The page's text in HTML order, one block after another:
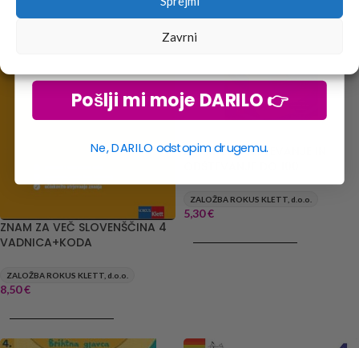
Zavrni
ZNAM ZA VEČ SLOVENŠČINA 4
VADNICA+KODA
ZALOŽBA ROKUS KLETT, d.o.o.
8,50€
ZNAM VEČ SEŠTEVANJE IN
ZALOŽBA ROKUS KLETT, d.o.o.
5,30€
Pošlji mi moje DARILO 👉
Ne, DARILO odstopim drugemu.